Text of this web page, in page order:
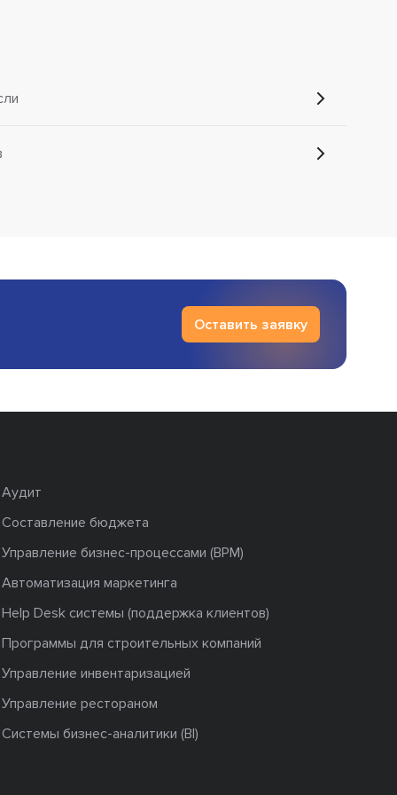
Оставить заявку
Аудит
Составление бюджета
Управление бизнес-процессами (BPM)
Автоматизация маркетинга
Help Desk системы (поддержка клиентов)
Программы для строительных компаний
Управление инвентаризацией
Управление рестораном
Системы бизнес-аналитики (BI)